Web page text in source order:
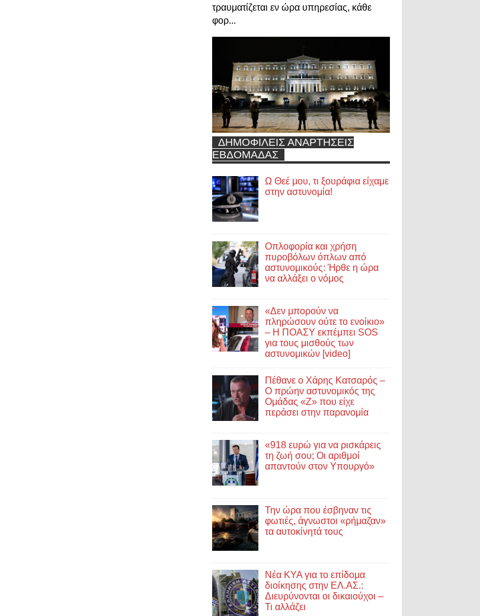
τραυματίζεται εν ώρα υπηρεσίας, κάθε
φορ...
ΔΗΜΟΦΙΛΕΙΣ ΑΝΑΡΤΗΣΕΙΣ
ΕΒΔΟΜΑΔΑΣ
Ω Θεέ μου, τι ξουράφια είχαμε
στην αστυνομία!
Οπλοφορία και χρήση
πυροβόλων όπλων από
αστυνομικούς: Ήρθε η ώρα
να αλλάξει ο νόμος
«Δεν μπορούν να
πληρώσουν ούτε το ενοίκιο»
– Η ΠΟΑΣΥ εκπέμπει SOS
για τους μισθούς των
αστυνομικών [video]
Πέθανε ο Χάρης Κατσαρός –
Ο πρώην αστυνομικός της
Ομάδας «Ζ» που είχε
περάσει στην παρανομία
«918 ευρώ για να ρισκάρεις
τη ζωή σου; Οι αριθμοί
απαντούν στον Υπουργό»
Την ώρα που έσβηναν τις
φωτιές, άγνωστοι «ρήμαζαν»
τα αυτοκίνητά τους
Νέα ΚΥΑ για το επίδομα
διοίκησης στην ΕΛ.ΑΣ.:
Διευρύνονται οι δικαιούχοι –
Τι αλλάζει